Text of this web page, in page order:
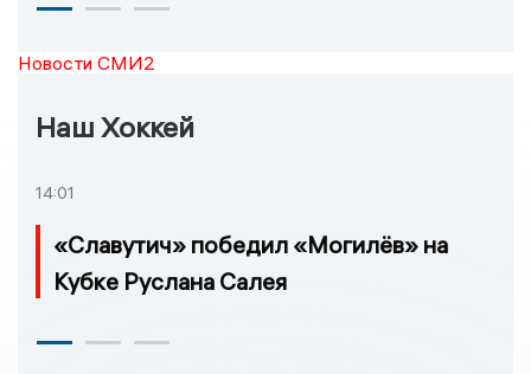
Новости СМИ2
Наш Хоккей
14:01
«Славутич» победил «Могилёв» на
Кубке Руслана Салея